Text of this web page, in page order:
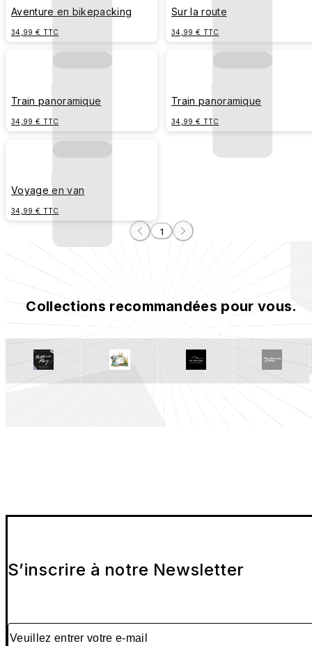
Aventure en bikepacking
34,99 € TTC
Sur la route
34,99 € TTC
Train panoramique
34,99 € TTC
Train panoramique
34,99 € TTC
Voyage en van
34,99 € TTC
1
Collections recommandées pour vous.
S’inscrire à notre Newsletter
Veuillez entrer votre e-mail